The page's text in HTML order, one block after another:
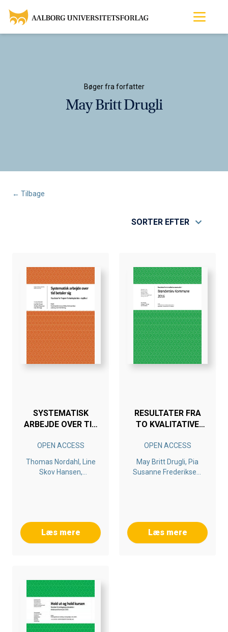
Bøger fra forfatter
May Britt Drugli
← Tilbage
SORTER EFTER
SYSTEMATISK
ARBEJDE OVER TID
OPEN ACCESS
Thomas Nordahl, Line
Skov Hansen,
Læs mere
RESULTATER FRA
TO KVALITATIVE
BRØNDERSLEV
KOMMUNE 2016
OPEN ACCESS
May Britt Drugli, Pia
Susanne Frederiksen,
Læs mere